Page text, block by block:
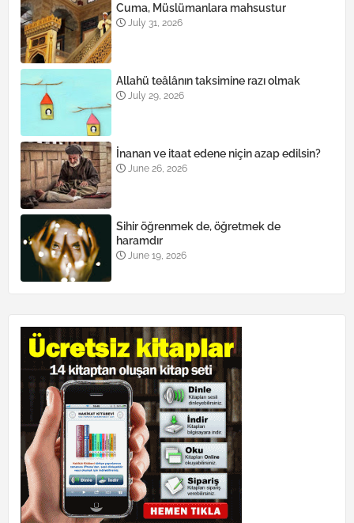
Cuma, Müslümanlara mahsustur
July 31, 2026
Allahü teâlânın taksimine razı olmak
July 29, 2026
İnanan ve itaat edene niçin azap edilsin?
June 26, 2026
Sihir öğrenmek de, öğretmek de
haramdır
June 19, 2026